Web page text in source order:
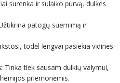
surenka ir sulaiko purvą, dulkes
patogų suėmimą ir
todėl lengvai pasiekia vidines
Tinka tiek sausam dulkių valymui,
priemonėmis.